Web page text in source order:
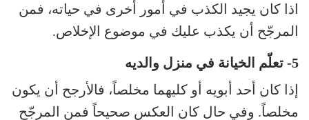
اذا كان يجيد الكذب في أمور أخرى في حياته، فمن
المرجّح أن يكذب عليك في موضوع الإخلاص.
5- تعلّم الخيانة في منزل والديه
إذا كان أحد أبويه أو كليهما مخلصاً، فالأرجح أن يكون
مخلصاً. وفي حال كان العكس صحيحاً فمن المرجّح